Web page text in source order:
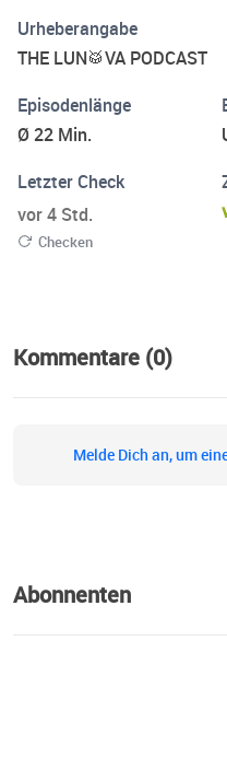
Urheberangabe
THE LUN🥁VA PODCAST
Episodenlänge
Ø 22 Min.
Letzter Check
vor 4 Std.
Checken
Kommentare (0)
Melde Dich an, um
Abonnenten